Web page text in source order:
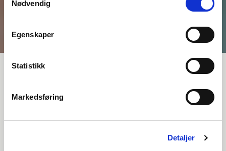
Nødvendig
Egenskaper
Statistikk
Markedsføring
Detaljer
Et ærlig perspektiv på overgangen
– Hvis ikke vi er på ballen så blir vi fort bare en del av
den samme grå massen som våre konkurrenter er –
Bjørn Jensen er daglig leder i telekommunikasjons- og